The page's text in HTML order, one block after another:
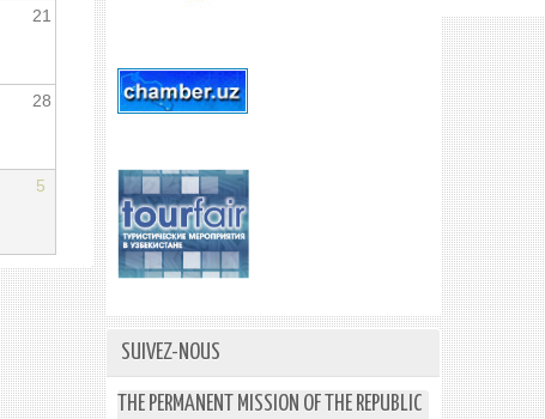
21
28
5
SUIVEZ-NOUS
THE PERMANENT MISSION OF THE REPUBLIC